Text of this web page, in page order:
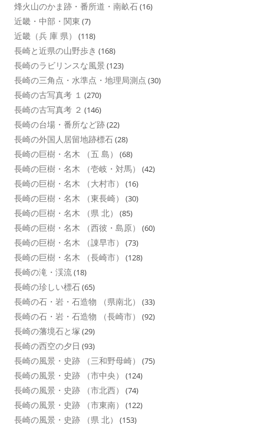
烽火山のかま跡・番所道・南畝石(16)
近畿・中部・関東 (7)
近畿（兵 庫 県） (118)
長崎と近県の山野歩き (168)
長崎のラビリンスな風景 (123)
長崎の三角点・水準点・地理局測点 (30)
長崎の古写真考 １ (270)
長崎の古写真考 ２ (146)
長崎の台場・番所など跡(22)
長崎の外国人居留地跡標石(28)
長崎の巨樹・名木 （五 島） (68)
長崎の巨樹・名木 （壱岐・対馬） (42)
長崎の巨樹・名木 （大村市） (16)
長崎の巨樹・名木 （東長崎） (30)
長崎の巨樹・名木 （県 北） (85)
長崎の巨樹・名木 （西彼・島原） (60)
長崎の巨樹・名木 （諌早市） (73)
長崎の巨樹・名木 （長崎市） (128)
長崎の滝・渓流(18)
長崎の珍しい標石(65)
長崎の石・岩・石造物 （県南北） (33)
長崎の石・岩・石造物 （長崎市） (92)
長崎の藩境石と塚 (29)
長崎の西空の夕日 (93)
長崎の風景・史跡 （三和野母崎） (75)
長崎の風景・史跡 （市中央） (124)
長崎の風景・史跡 （市北西） (74)
長崎の風景・史跡 （市東南） (122)
長崎の風景・史跡 （県 北） (153)